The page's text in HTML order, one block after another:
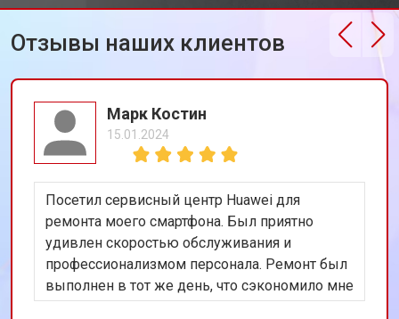
Отзывы наших клиентов
Марк Костин
15.01.2024
Посетил сервисный центр Huawei для
ремонта моего смартфона. Был приятно
удивлен скоростью обслуживания и
профессионализмом персонала. Ремонт был
выполнен в тот же день, что сэкономило мне
много времени. Особенно порадовало